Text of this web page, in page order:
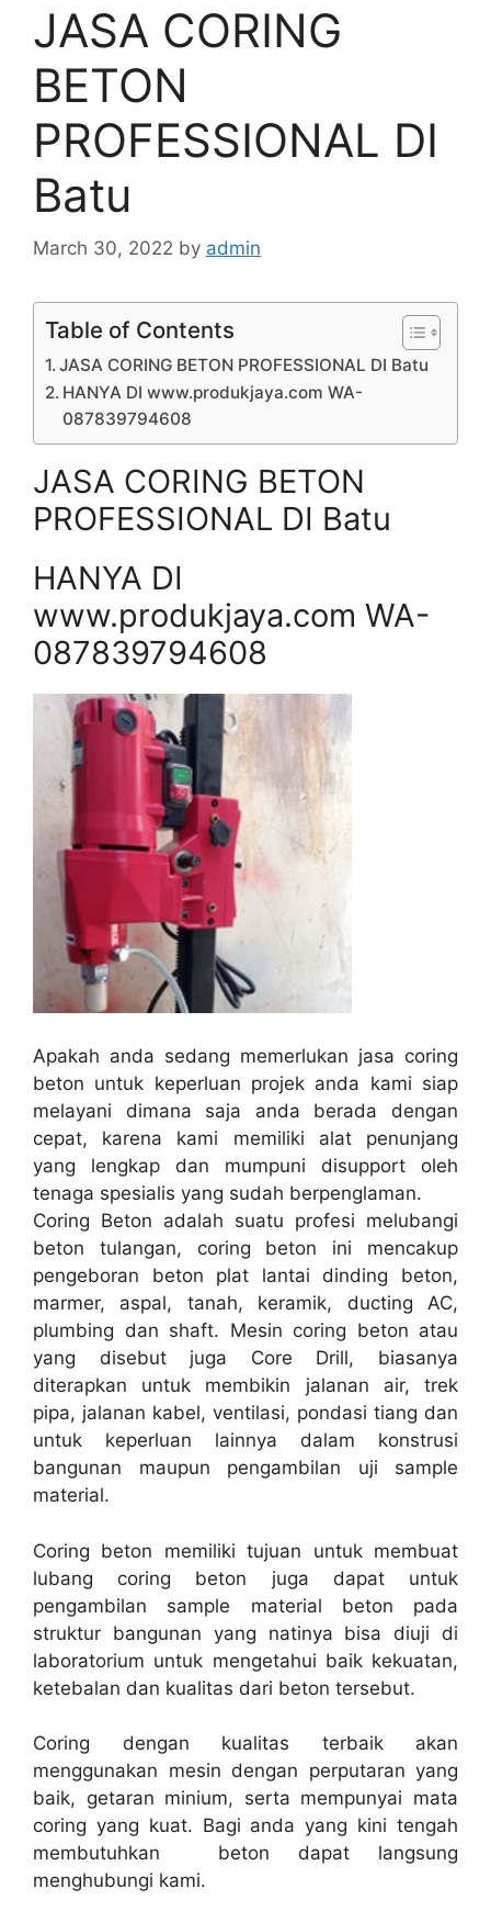
JASA CORING
BETON
PROFESSIONAL DI
Batu
March 30, 2022 by admin
Table of Contents
JASA CORING BETON PROFESSIONAL DI Batu
HANYA DI www.produkjaya.com WA-
087839794608
JASA CORING BETON
PROFESSIONAL DI Batu
HANYA DI
www.produkjaya.com WA-
087839794608
Apakah anda sedang memerlukan jasa coring
beton untuk keperluan projek anda kami siap
melayani dimana saja anda berada dengan
cepat, karena kami memiliki alat penunjang
yang lengkap dan mumpuni disupport oleh
tenaga spesialis yang sudah berpenglaman.
Coring Beton adalah suatu profesi melubangi
beton tulangan, coring beton ini mencakup
pengeboran beton plat lantai dinding beton,
marmer, aspal, tanah, keramik, ducting AC,
plumbing dan shaft. Mesin coring beton atau
yang disebut juga Core Drill, biasanya
diterapkan untuk membikin jalanan air, trek
pipa, jalanan kabel, ventilasi, pondasi tiang dan
untuk keperluan lainnya dalam konstrusi
bangunan maupun pengambilan uji sample
material.
Coring beton memiliki tujuan untuk membuat
lubang coring beton juga dapat untuk
pengambilan sample material beton pada
struktur bangunan yang natinya bisa diuji di
laboratorium untuk mengetahui baik kekuatan,
ketebalan dan kualitas dari beton tersebut.
Coring dengan kualitas terbaik akan
menggunakan mesin dengan perputaran yang
baik, getaran minium, serta mempunyai mata
coring yang kuat. Bagi anda yang kini tengah
membutuhkan beton dapat langsung
menghubungi kami.